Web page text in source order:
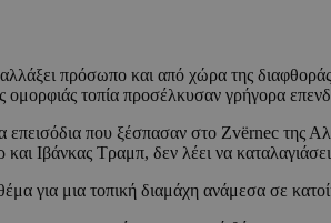
πρόσωπο και από χώρα της
ομορφιάς τοπία προσέλκυσαν γρήγορα
επεισόδια που ξέσπασαν στο Zvërnec της
Ιβάνκας Τραμπ, δεν λέει να
για μια τοπική διαμάχη ανάμεσα σε